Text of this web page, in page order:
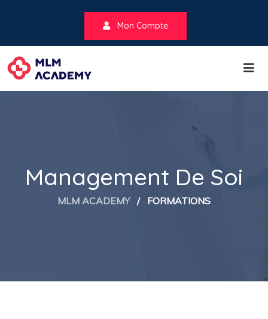
Mon Compte
Management De Soi
MLM ACADEMY / FORMATIONS